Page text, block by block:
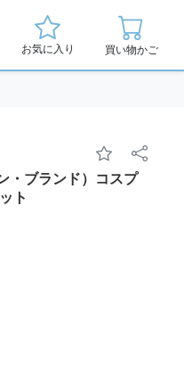
お気に入り 買い物かご
・ブランド）コスプ
ト